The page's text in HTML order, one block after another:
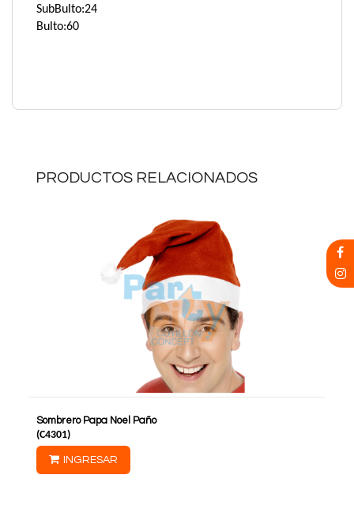
SubBulto:24
Bulto:60
PRODUCTOS RELACIONADOS
Sombrero Papa Noel Paño
(C4301)
INGRESAR